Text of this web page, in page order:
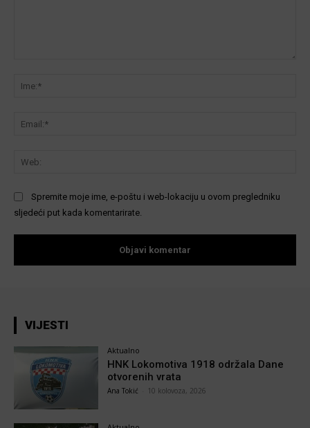
Spremite moje ime, e-poštu i web-lokaciju u ovom pregledniku
sljedeći put kada komentarirate.
VIJESTI
Aktualno
HNK Lokomotiva 1918 održala Dane
otvorenih vrata
Ana Tokić 10 kolovoza, 2026